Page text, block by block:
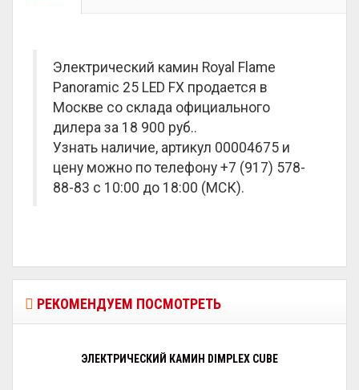
Электрический камин Royal Flame
Panoramic 25 LED FX продается в
Москве со склада официального
дилера за 18 900 руб..
Узнать наличие, артикул 00004675 и
цену можно по телефону +7 (917) 578-
88-83 с 10:00 до 18:00 (МСК).
РЕКОМЕНДУЕМ ПОСМОТРЕТЬ
ЭЛЕКТРИЧЕСКИЙ КАМИН DIMPLEX CUBE